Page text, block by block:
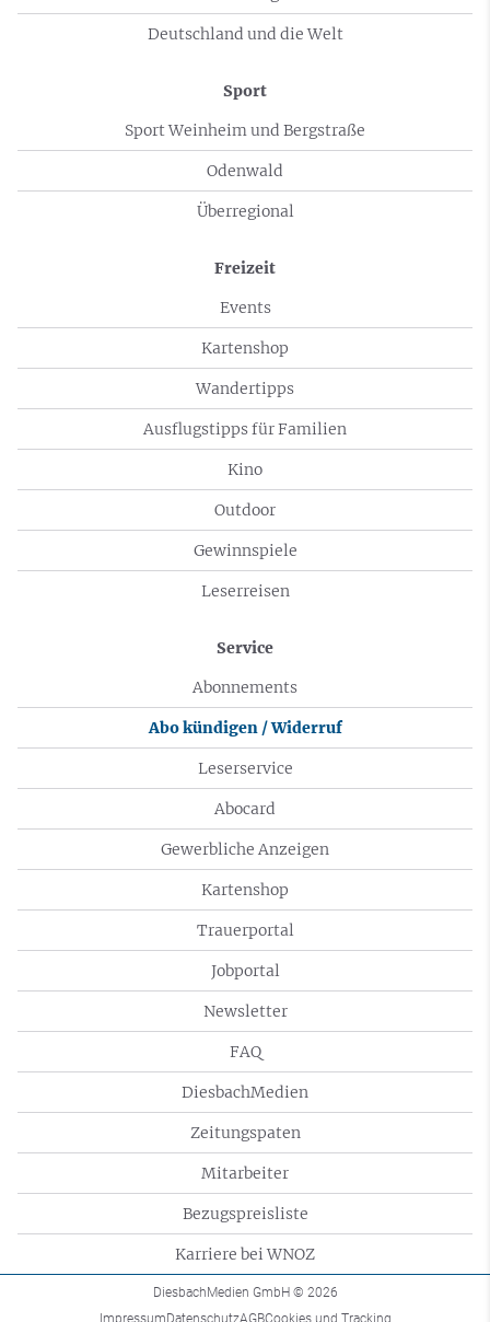
Deutschland und die Welt
Sport
Sport Weinheim und Bergstraße
Odenwald
Überregional
Freizeit
Events
Kartenshop
Wandertipps
Ausflugstipps für Familien
Kino
Outdoor
Gewinnspiele
Leserreisen
Service
Abonnements
Abo kündigen / Widerruf
Leserservice
Abocard
Gewerbliche Anzeigen
Kartenshop
Trauerportal
Jobportal
Newsletter
FAQ
DiesbachMedien
Zeitungspaten
Mitarbeiter
Bezugspreisliste
Karriere bei WNOZ
DiesbachMedien GmbH © 2026